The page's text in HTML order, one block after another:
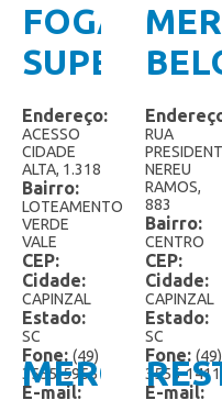
Linha Zero Lactose
Linha Zero
Paletas Mexicanas
Picolés
Cremosy
Cremosy Extra
Especiais
Frutasy
FOGAÇA
Endereço:
ACESSO
CIDADE
ALTA, 1.318
Bairro:
LOTEAMENTO
VERDE
VALE
CEP:
Cidade:
CAPINZAL
Estado:
SC
Fone: (49)
3555-5955
E-mail:
RUA
NEREU
RAMOS,
883
Bairro:
CENTRO
CEP:
Cidade:
CAPINZAL
Estado:
SC
Fone: (49)
3555-1411
E-mail: